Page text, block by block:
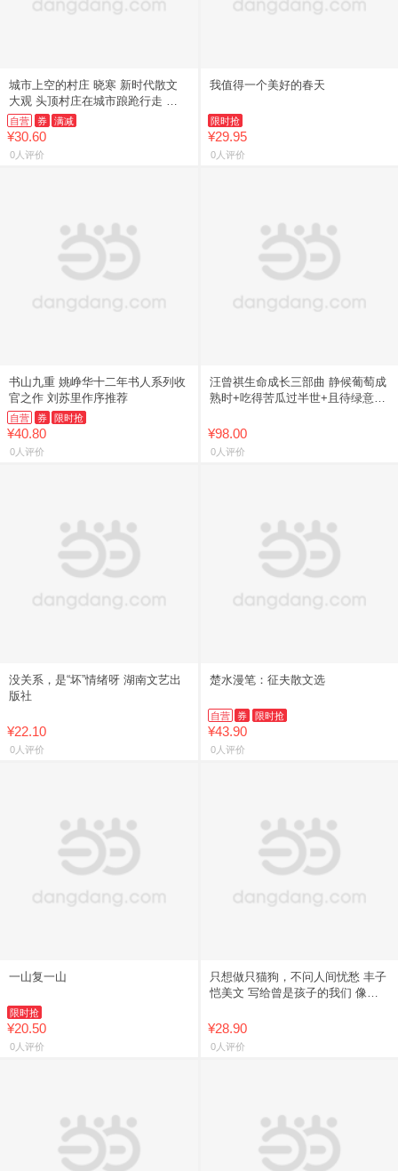
城市上空的村庄 晓寒 新时代散文
大观 头顶村庄在城市踉跄行走 记
录打工者日常悲欢与时代裂隙
自营 券 满减
¥30.60
0人评价
我值得一个美好的春天
限时抢
¥29.95
0人评价
书山九重 姚峥华十二年书人系列收
官之作 刘苏里作序推荐
自营 券 限时抢
¥40.80
0人评价
汪曾祺生命成长三部曲 静候葡萄成
熟时+吃得苦瓜过半世+且待绿意满
¥98.00
0人评价
没关系，是“坏”情绪呀 湖南文艺出
版社
¥22.10
0人评价
楚水漫笔：征夫散文选
自营 券 限时抢
¥43.90
0人评价
一山复一山
限时抢
¥20.50
0人评价
只想做只猫狗，不问人间忧愁 丰子
恺美文 写给曾是孩子的我们 像猫
你长大，丰子恺愿你天真！看
¥28.90
0人评价